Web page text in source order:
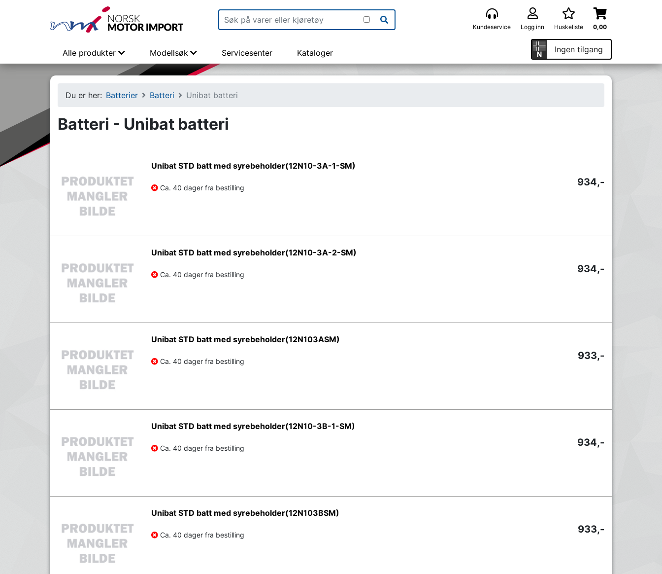
Kundeservice Logg inn Huskeliste 0,00
Alle produkter Modellsøk Servicesenter Kataloger Ingen tilgang
Du er her: Batterier Batteri Unibat batteri
Batteri - Unibat batteri
Unibat STD batt med syrebeholder(12N10-3A-1-SM)
Ca. 40 dager fra bestilling 934,-
Unibat STD batt med syrebeholder(12N10-3A-2-SM)
Ca. 40 dager fra bestilling 934,-
Unibat STD batt med syrebeholder(12N103ASM)
Ca. 40 dager fra bestilling 933,-
Unibat STD batt med syrebeholder(12N10-3B-1-SM)
Ca. 40 dager fra bestilling 934,-
Unibat STD batt med syrebeholder(12N103BSM)
Ca. 40 dager fra bestilling 933,-